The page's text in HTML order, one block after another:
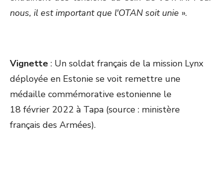
nous, il est important que l'OTAN soit unie ».
Vignette : Un soldat français de la mission Lynx
déployée en Estonie se voit remettre une
médaille commémorative estonienne le
18 février 2022 à Tapa (source : ministère
français des Armées).